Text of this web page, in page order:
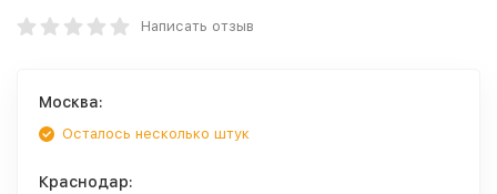
Написать отзыв
Москва:
Осталось несколько штук
Краснодар: